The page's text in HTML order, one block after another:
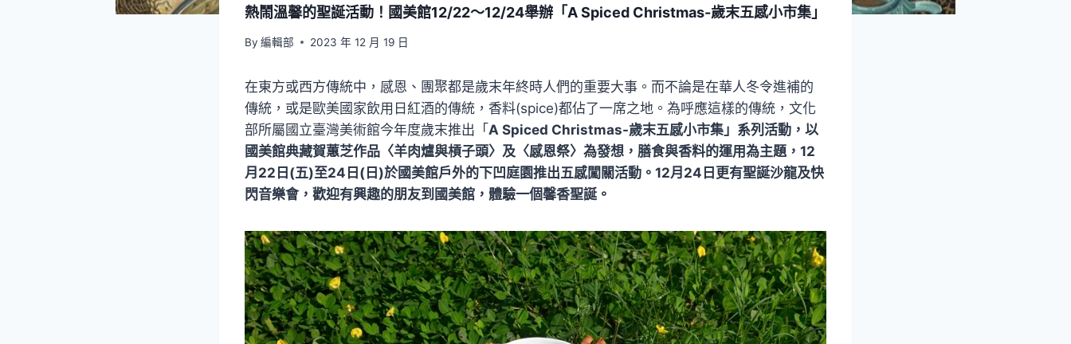
熱鬧溫馨的聖誕活動！國美館12/22～12/24舉辦「A Spiced Christmas-歲末五感小市集」
By 編輯部 2023 年 12 月 19 日
在東方或西方傳統中，感恩、團聚都是歲末年終時人們的重要大事。而不論是在華人冬令進補的
傳統，或是歐美國家飲用日紅酒的傳統，香料(spice)都佔了一席之地。為呼應這樣的傳統，文化
部所屬國立臺灣美術館今年度歲末推出「A Spiced Christmas-歲末五感小市集」系列活動，以
國美館典藏賀蕙芝作品〈羊肉爐與槓子頭〉及〈感恩祭〉為發想，膳食與香料的運用為主題，12
月22日(五)至24日(日)於國美館戶外的下凹庭園推出五感闖關活動。12月24日更有聖誕沙龍及快
閃音樂會，歡迎有興趣的朋友到國美館，體驗一個馨香聖誕。